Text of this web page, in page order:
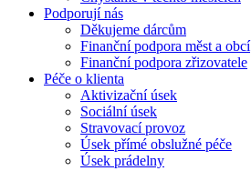
Podporují nás
Děkujeme dárcům
Finanční podpora měst a obcí
Finanční podpora zřizovatele
Péče o klienta
Aktivizační úsek
Sociální úsek
Stravovací provoz
Úsek přímé obslužné péče
Úsek prádelny